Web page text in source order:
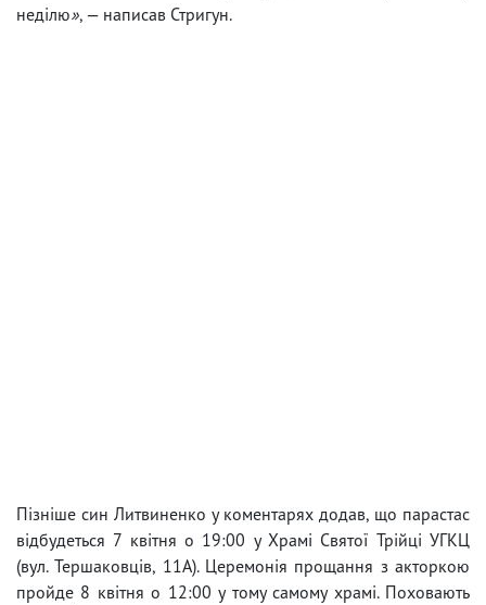
неділю», — написав Стригун.
Пізніше син Литвиненко у коментарях додав, що парастас
відбудеться 7 квітня о 19:00 у Храмі Святої Трійці УГКЦ
(вул. Тершаковців, 11А). Церемонія прощання з акторкою
пройде 8 квітня о 12:00 у тому самому храмі. Поховають